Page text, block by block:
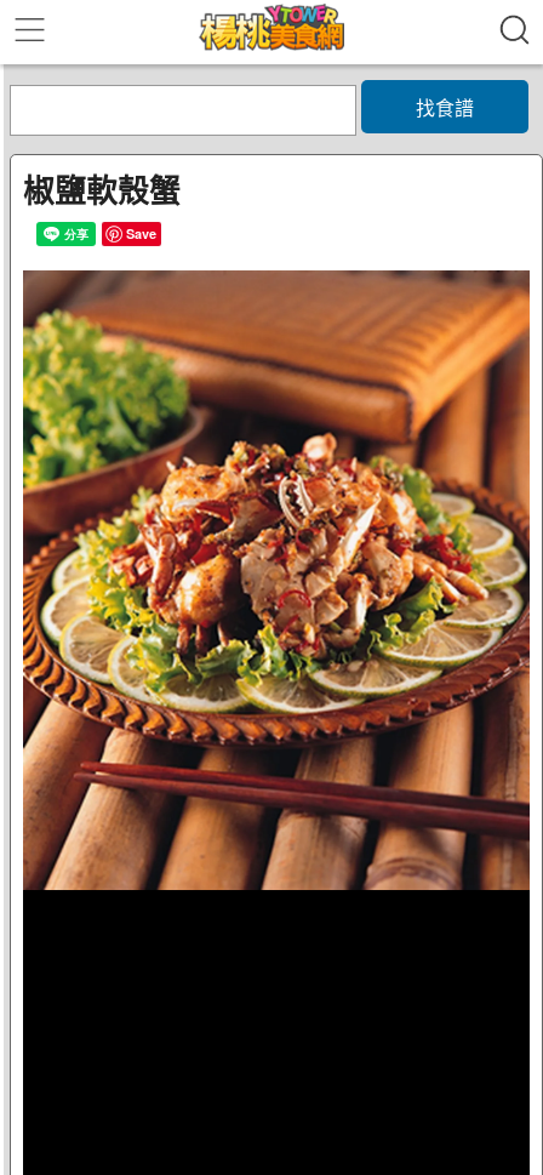
找食譜
椒鹽軟殼蟹
Save